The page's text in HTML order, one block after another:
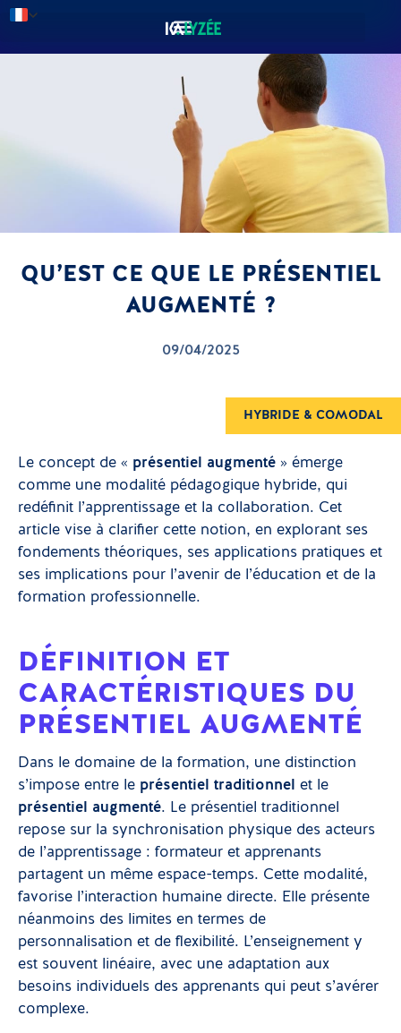
QU’EST CE QUE LE PRÉSENTIEL
AUGMENTÉ ?
09/04/2025
HYBRIDE & COMODAL
Le concept de « présentiel augmenté » émerge
comme une modalité pédagogique hybride, qui
redéfinit l’apprentissage et la collaboration. Cet
article vise à clarifier cette notion, en explorant ses
fondements théoriques, ses applications pratiques et
ses implications pour l’avenir de l’éducation et de la
formation professionnelle.
DÉFINITION ET
CARACTÉRISTIQUES DU
PRÉSENTIEL AUGMENTÉ
Dans le domaine de la formation, une distinction
s’impose entre le présentiel traditionnel et le
présentiel augmenté. Le présentiel traditionnel
repose sur la synchronisation physique des acteurs
de l’apprentissage : formateur et apprenants
partagent un même espace-temps. Cette modalité,
favorise l’interaction humaine directe. Elle présente
néanmoins des limites en termes de
personnalisation et de flexibilité. L’enseignement y
est souvent linéaire, avec une adaptation aux
besoins individuels des apprenants qui peut s’avérer
complexe.